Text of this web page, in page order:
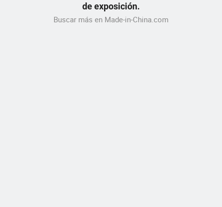
de exposición.
Buscar más en Made-in-China.com